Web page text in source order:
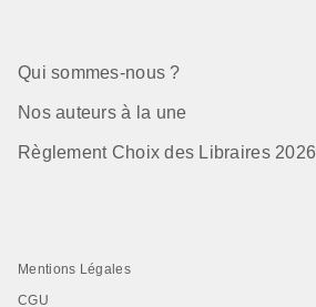
Qui sommes-nous ?
Nos auteurs à la une
Règlement Choix des Libraires 2026
Mentions Légales
CGU